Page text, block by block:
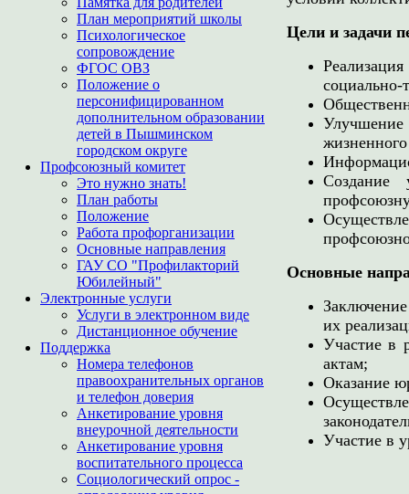
План мероприятий школы
Психологическое
сопровождение
ФГОС ОВЗ
Положение о
персонифицированном
дополнительном образовании
детей в Пышминском
городском округе
Профсоюзный комитет
Это нужно знать!
План работы
Положение
Работа профорганизации
Основные направления
ГАУ СО "Профилакторий
Юбилейный"
Электронные услуги
Услуги в электронном виде
Дистанционное обучение
Поддержка
Номера телефонов
правоохранительных органов
и телефон доверия
Анкетирование уровня
внеурочной деятельности
Анкетирование уровня
воспитательного процесса
Социологический опрос -
Цели и задачи
социально-
Создание
Основные
их
Участие в
актам;
Оказание
Участие в